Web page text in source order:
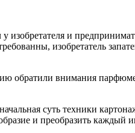
изобретателя и
изобретатель
обратили внимания
суть техники
и преобразить каждый